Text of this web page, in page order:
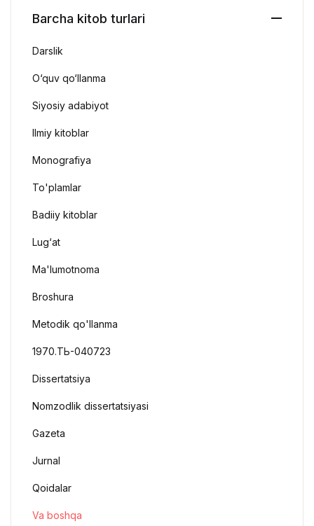
Barcha kitob turlari
Darslik
O‘quv qo‘llanma
Siyosiy adabiyot
Ilmiy kitoblar
Monografiya
To'plamlar
Badiiy kitoblar
Lug‘at
Ma'lumotnoma
Broshura
Metodik qo'llanma
1970.ТЬ-040723
Dissertatsiya
Nomzodlik dissertatsiyasi
Gazeta
Jurnal
Qoidalar
Va boshqa